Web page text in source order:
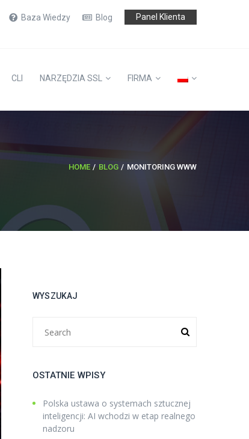
Baza Wiedzy Blog Panel Klienta
CLI NARZĘDZIA SSL FIRMA
HOME BLOG MONITORING WWW
WYSZUKAJ
OSTATNIE WPISY
Polska ustawa o systemach sztucznej
inteligencji: AI wchodzi w etap realnego
nadzoru